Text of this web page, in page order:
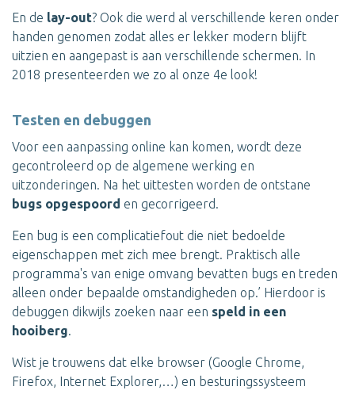
En de lay-out? Ook die werd al verschillende keren onder
handen genomen zodat alles er lekker modern blijft
uitzien en aangepast is aan verschillende schermen. In
2018 presenteerden we zo al onze 4e look!
Testen en debuggen
Voor een aanpassing online kan komen, wordt deze
gecontroleerd op de algemene werking en
uitzonderingen. Na het uittesten worden de ontstane
bugs opgespoord en gecorrigeerd.
Een bug is een complicatiefout die niet bedoelde
eigenschappen met zich mee brengt. Praktisch alle
programma's van enige omvang bevatten bugs en treden
alleen onder bepaalde omstandigheden op.’ Hierdoor is
debuggen dikwijls zoeken naar een speld in een
hooiberg.
Wist je trouwens dat elke browser (Google Chrome,
Firefox, Internet Explorer,…) en besturingssysteem